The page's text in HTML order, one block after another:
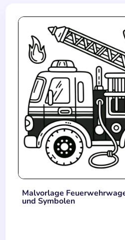
Malvorlage
und Symbolen